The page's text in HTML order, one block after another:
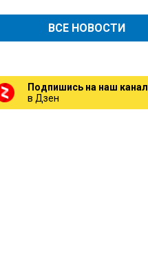
ВСЕ НОВОСТИ
Подпишись на наш канал
в Дзен